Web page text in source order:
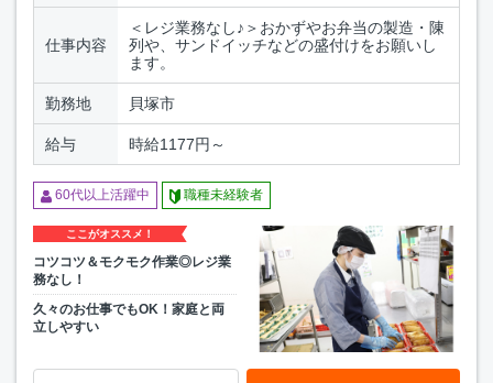
仕事内容
＜レジ業務なし♪＞おかずやお弁当の製造・陳
列や、サンドイッチなどの盛付けをお願いし
ます。
勤務地 貝塚市
給与 時給1177円～
60代以上活躍中 職種未経験者
ここがオススメ！
コツコツ＆モクモク作業◎レジ業
務なし！
久々のお仕事でもOK！家庭と両
立しやすい